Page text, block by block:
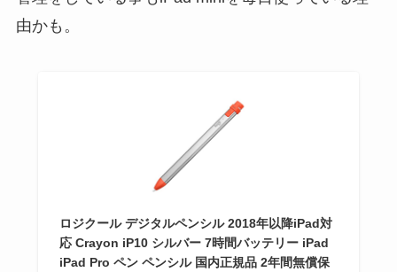
由かも。
ロジクール デジタルペンシル 2018年以降iPad対
応 Crayon iP10 シルバー 7時間バッテリー iPad
iPad Pro ペン ペンシル 国内正規品 2年間無償保